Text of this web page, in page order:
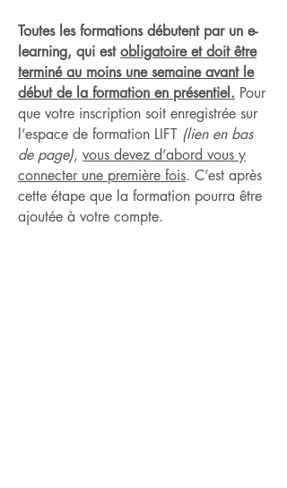
Toutes les formations débutent par un e-
learning, qui estobligatoire et doit être
terminé au moins une semaine avant le
début de la formation en présentiel. Pour
que votre inscription soit enregistrée sur
l’espace de formation LIFT (lien en bas
de page), vous devez d’abord vous y
connecter une première fois. C’est après
cette étape que la formation pourra être
ajoutée à votre compte.